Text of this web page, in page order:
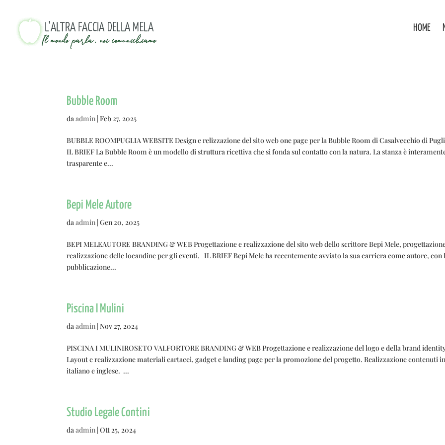
HOME
Bubble Room
daadmin |Feb 27, 2025
BUBBLE ROOMPUGLIA WEBSITE Design e relizzazione del sito web one page per la Bubble Room di Casalvecchio di
IL BRIEF La Bubble Room è un modello di struttura ricettiva che si fonda sul contatto con la natura. La stanza è
trasparente e...
Bepi Mele Autore
daadmin |Gen 20, 2025
BEPI MELEAUTORE BRANDING & WEB Progettazione e realizzazione del sito web dello scrittore Bepi Mele,
realizzazione delle locandine per gli eventi. IL BRIEF Bepi Mele ha recentemente avviato la sua carriera come autore, con
pubblicazione...
Piscina I Mulini
daadmin |Nov 27, 2024
PISCINA I MULINIROSETO VALFORTORE BRANDING & WEB Progettazione e realizzazione del logo e della brand
Layout e realizzazione materiali cartacei, gadget e landing page per la promozione del progetto. Realizzazione contenuti in
italiano e inglese. ...
Studio Legale Contini
daadmin |Ott 25, 2024